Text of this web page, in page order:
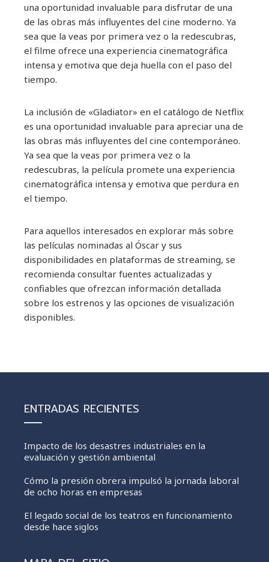
una oportunidad invaluable para disfrutar de una
de las obras más influyentes del cine moderno. Ya
sea que la veas por primera vez o la redescubras,
el filme ofrece una experiencia cinematográfica
intensa y emotiva que deja huella con el paso del
tiempo.
La inclusión de «Gladiator» en el catálogo de Netflix
es una oportunidad invaluable para apreciar una de
las obras más influyentes del cine contemporáneo.
Ya sea que la veas por primera vez o la
redescubras, la película promete una experiencia
cinematográfica intensa y emotiva que perdura en
el tiempo.
Para aquellos interesados en explorar más sobre
las películas nominadas al Óscar y sus
disponibilidades en plataformas de streaming, se
recomienda consultar fuentes actualizadas y
confiables que ofrezcan información detallada
sobre los estrenos y las opciones de visualización
disponibles.
ENTRADAS RECIENTES
Impacto de los desastres industriales en la
evaluación y gestión ambiental
Cómo la presión obrera impulsó la jornada laboral
de ocho horas en empresas
El legado social de los teatros en funcionamiento
desde hace siglos